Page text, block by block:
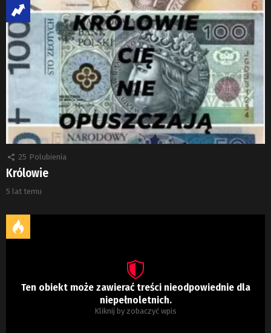
25 Polubienia
Królowie
5 lat temu
Ten obiekt może zawierać treści nieodpowiednie dla
niepełnoletnich.
Kliknij by zobaczyć wpis